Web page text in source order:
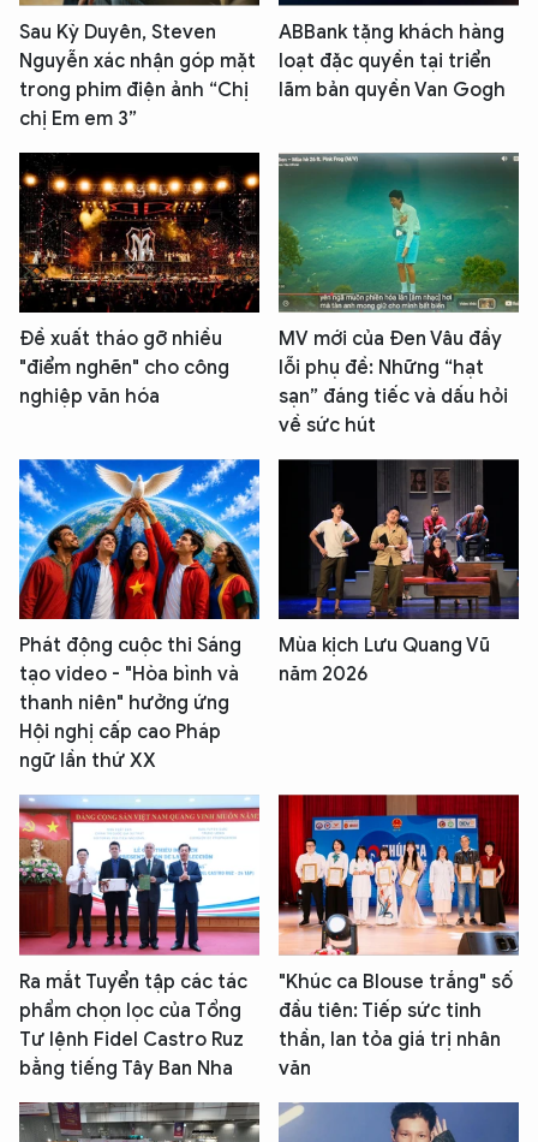
Sau Kỳ Duyên, Steven
Nguyễn xác nhận góp mặt
trong phim điện ảnh “Chị
chị Em em 3”
ABBank tặng khách hàng
loạt đặc quyền tại triển
lãm bản quyền Van Gogh
Đề xuất tháo gỡ nhiều
"điểm nghẽn" cho công
nghiệp văn hóa
MV mới của Đen Vâu đầy
lỗi phụ đề: Những “hạt
sạn” đáng tiếc và dấu hỏi
về sức hút
Phát động cuộc thi Sáng
tạo video - "Hòa bình và
thanh niên" hưởng ứng
Hội nghị cấp cao Pháp
ngữ lần thứ XX
Mùa kịch Lưu Quang Vũ
năm 2026
Ra mắt Tuyển tập các tác
phẩm chọn lọc của Tổng
Tư lệnh Fidel Castro Ruz
bằng tiếng Tây Ban Nha
"Khúc ca Blouse trắng" số
đầu tiên: Tiếp sức tinh
thần, lan tỏa giá trị nhân
văn